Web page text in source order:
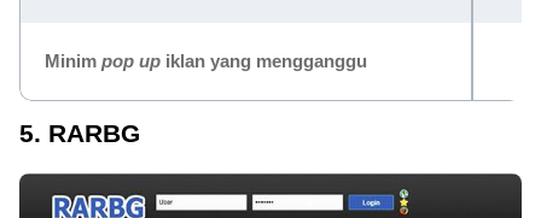
Minim pop up iklan yang mengganggu
5. RARBG